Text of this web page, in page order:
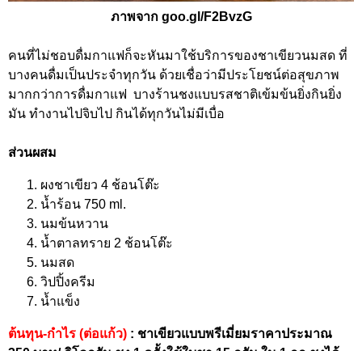
ภาพจาก goo.gl/F2BvzG
คนที่ไม่ชอบดื่มกาแฟก็จะหันมาใช้บริการของชาเขียวนมสด ที่
บางคนดื่มเป็นประจำทุกวัน ด้วยเชื่อว่ามีประโยชน์ต่อสุขภาพ
มากกว่าการดื่มกาแฟ บางร้านชงแบบรสชาติเข้มข้นยิ่งกินยิ่ง
มัน ทำงานไปจิบไป กินได้ทุกวันไม่มีเบื่อ
ส่วนผสม
ผงชาเขียว 4 ช้อนโต๊ะ
น้ำร้อน 750 ml.
นมข้นหวาน
น้ำตาลทราย 2 ช้อนโต๊ะ
นมสด
วิปปิ้งครีม
น้ำแข็ง
ต้นทุน-กำไร (ต่อแก้ว) : ชาเขียวแบบพรีเมี่ยมราคาประมาณ